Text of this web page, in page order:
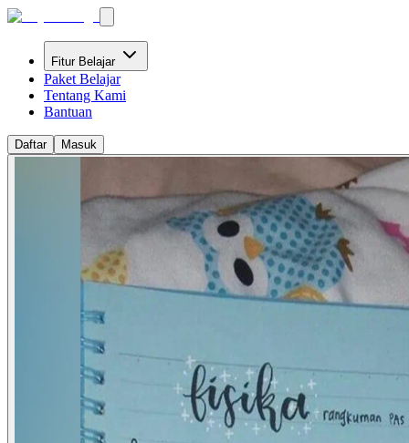
Fitur Belajar
Paket Belajar
Tentang Kami
Bantuan
Daftar Masuk